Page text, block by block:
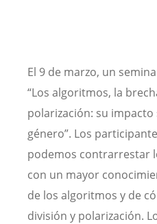
El 9 de marzo, un
“Los algoritmos, la
polarización: su
género”. Los
podemos contrarrestar
con un mayor
de los algoritmos y de
división y polarización.